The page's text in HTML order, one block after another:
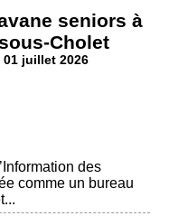
seniors à
Cholet
01 juillet 2026
des
comme un bureau